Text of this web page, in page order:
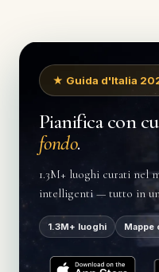
★ Guida d'Italia
Pianifica con
fondo.
1.3M+ luoghi curati nel
intelligenti — tutto in
1.3M+ luoghi Mappe